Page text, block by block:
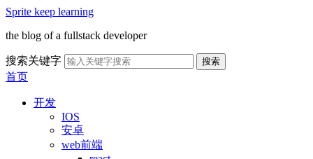
Sprite keep learning
the blog of a fullstack developer
搜索关键字 搜索
首页
开发
IOS
安卓
web前端